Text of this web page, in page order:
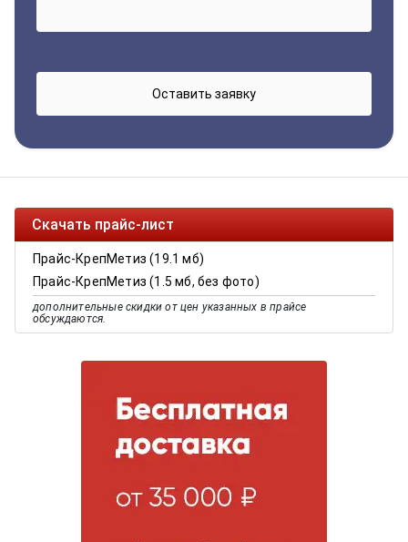
Скачать прайс-лист
Прайс-КрепМетиз (19.1 мб)
Прайс-КрепМетиз (1.5 мб, без фото)
дополнительные скидки от цен указанных в прайсе
обсуждаются.